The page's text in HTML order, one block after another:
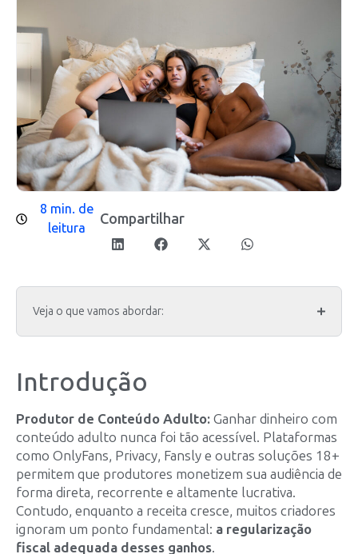
8 min. de
leitura
Compartilhar
Veja o que vamos abordar:
Introdução
Produtor de Conteúdo Adulto: Ganhar dinheiro com
conteúdo adulto nunca foi tão acessível. Plataformas
como OnlyFans, Privacy, Fansly e outras soluções 18+
permitem que produtores monetizem sua audiência de
forma direta, recorrente e altamente lucrativa.
Contudo, enquanto a receita cresce, muitos criadores
ignoram um ponto fundamental: a regularização
fiscal adequada desses ganhos.